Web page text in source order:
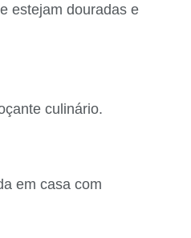
estejam douradas e
culinário.
em casa com